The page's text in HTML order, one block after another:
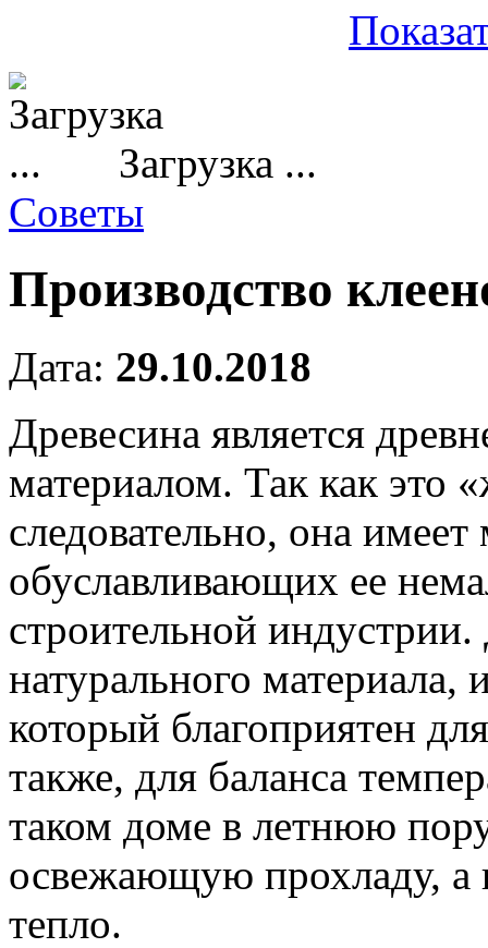
Загрузка ...
Советы
Производство
Дата: 29.10.2018
Древесина является
материалом. Так как это
следовательно, она
обуславливающих ее
строительной
натурального
который благоприятен
также, для баланса
таком доме в летнюю
освежающую прохладу, а
тепло.